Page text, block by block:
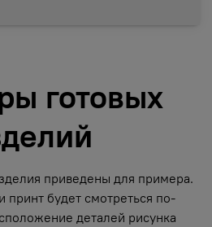
готовых
приведены для примера.
принт будет смотреться по-
деталей рисунка